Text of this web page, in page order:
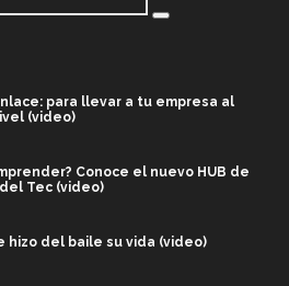
para llevar a tu empresa al
(video)
Conoce el nuevo HUB de
Tec (video)
hizo del baile su vida (video)